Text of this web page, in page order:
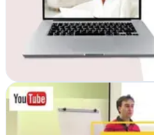
Bost Marketing transforma
diseño web que genera
Ver ficha
Costeporclic